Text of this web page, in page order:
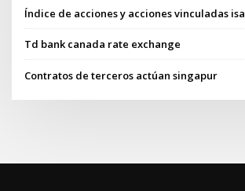
Índice de acciones y acciones vinculadas isa
Td bank canada rate exchange
Contratos de terceros actúan singapur